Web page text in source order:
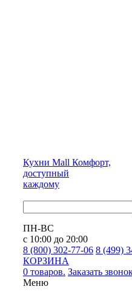
Кухни Mall Комфорт,
доступный
каждому
ПН-ВС
с 10:00 до 20:00
8 (800) 302-77-06 8 (499)
КОРЗИНА
0 товаров. Заказать
Меню